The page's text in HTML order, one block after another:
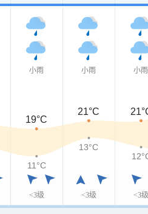
小雨
<3级
小雨
<3级
小雨
<3级
19°C
21°C
11°C
13°C